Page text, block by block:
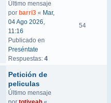
Último mensaje
por barri3 « Mar,
04 Ago 2026,
11:16
Publicado en
Preséntate
Respuestas: 4
54
Petición de
peliculas
Último mensaje